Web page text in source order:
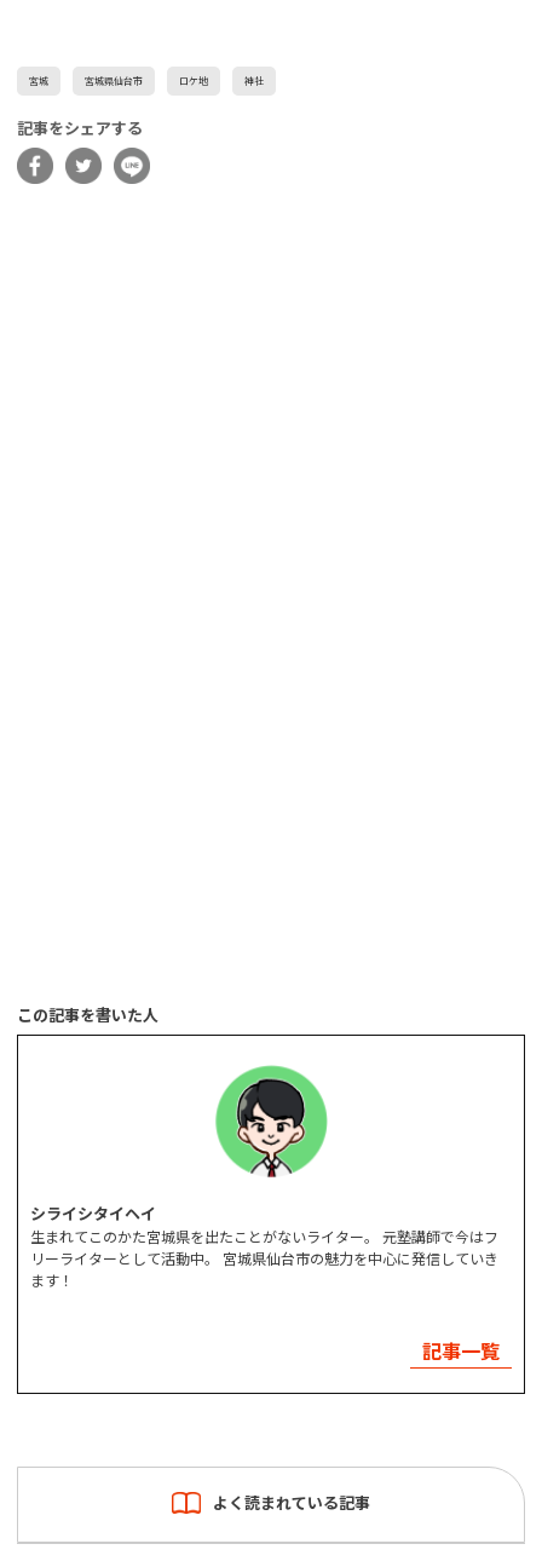
宮城 宮城県仙台市 ロケ地 神社
記事をシェアする
この記事を書いた人
シライシタイヘイ
生まれてこのかた宮城県を出たことがないライター。 元塾講師で今はフ
リーライターとして活動中。 宮城県仙台市の魅力を中心に発信していき
ます！
記事一覧
よく読まれている記事